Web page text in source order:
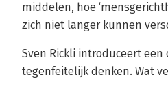
middelen, hoe
zich niet langer kunnen
Sven Rickli introduceert
tegenfeitelijk denken. Wat